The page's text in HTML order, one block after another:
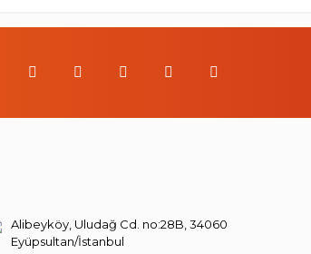
Alibeyköy, Uludağ Cd. no:28B, 34060
Eyüpsultan/İstanbul